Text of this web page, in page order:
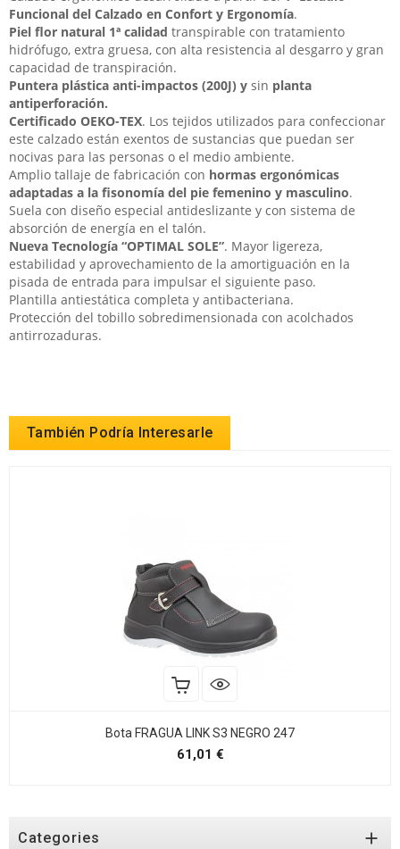
Funcional del Calzado en Confort y Ergonomía.
Piel flor natural 1ª calidad transpirable con tratamiento
hidrófugo, extra gruesa, con alta resistencia al desgarro y gran
capacidad de transpiración.
Puntera plástica anti-impactos (200J) y sin planta
antiperforación.
Certificado OEKO-TEX. Los tejidos utilizados para confeccionar
este calzado están exentos de sustancias que puedan ser
nocivas para las personas o el medio ambiente.
Amplio tallaje de fabricación con hormas ergonómicas
adaptadas a la fisonomía del pie femenino y masculino.
Suela con diseño especial antideslizante y con sistema de
absorción de energía en el talón.
Nueva Tecnología “OPTIMAL SOLE”. Mayor ligereza,
estabilidad y aprovechamiento de la amortiguación en la
pisada de entrada para impulsar el siguiente paso.
Plantilla antiestática completa y antibacteriana.
Protección del tobillo sobredimensionada con acolchados
antirrozaduras.
También Podría Interesarle
Bota FRAGUA LINK S3 NEGRO 247
61,01 €Precio
Categories 